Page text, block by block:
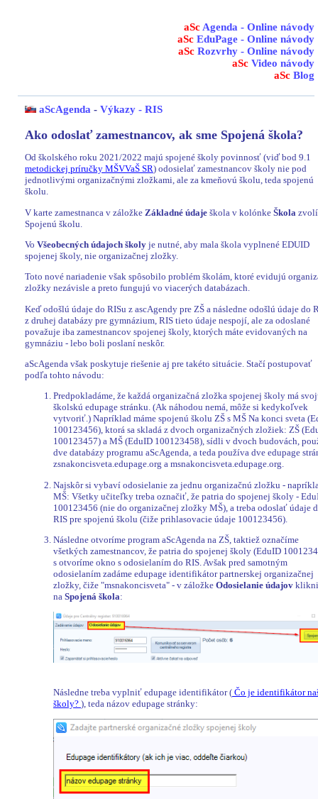
aSc Agenda - Online návody
aSc EduPage - Online návody
aSc Rozvrhy - Online návody
aSc Video návody
aSc Blog
aScAgenda - Výkazy - RIS
Ako odoslať zamestnancov, ak sme Spojená škola?
Od školského roku 2021/2022 majú spojené školy povinnosť (viď bod 9.1
metodickej príručky MŠVVaŠ SR) odosielať zamestnancov školy nie pod
jednotlivými organizačnými zložkami, ale za kmeňovú školu, teda spojenú
školu.
V karte zamestnanca v záložke Základné údaje škola v kolónke Škola zvolí
Spojenú školu.
Vo Všeobecných údajoch školy je nutné, aby mala škola vyplnené EDUID
spojenej školy, nie organizačnej zložky.
Toto nové nariadenie však spôsobilo problém školám, ktoré evidujú
zložky nezávisle a preto fungujú vo viacerých databázach.
Keď odošlú údaje do RISu z ascAgendy pre ZŠ a následne odošlú údaje do
z druhej databázy pre gymnázium, RIS tieto údaje nespojí, ale za odoslané
považuje iba zamestnancov spojenej školy, ktorých máte evidovaných na
gymnáziu - lebo boli poslaní neskôr.
aScAgenda však poskytuje riešenie aj pre takéto situácie. Stačí postupovať
podľa tohto návodu:
Predpokladáme, že každá organizačná zložka spojenej školy má
školskú edupage stránku. (Ak náhodou nemá, môže si kedykoľvek
vytvoriť.) Napríklad máme spojenú školu ZŠ s MŠ Na konci sveta
100123456), ktorá sa skladá z dvoch organizačných zložiek: ZŠ
100123457) a MŠ (EduID 100123458), sídli v dvoch budovách,
dve databázy programu aScAgenda, a teda používa dve edupage
zsnakoncisveta.edupage.org a msnakoncisveta.edupage.org.
Najskôr si vybaví odosielanie za jednu organizačnú zložku -
MŠ: Všetky učiteľky treba označiť, že patria do spojenej školy -
100123456 (nie do organizačnej zložky MŠ), a treba odoslať údaje
RIS pre spojenú školu (čiže prihlasovacie údaje 100123456).
Následne otvoríme program aScAgenda na ZŠ, taktiež označíme
všetkých zamestnancov, že patria do spojenej školy (EduID
s otvoríme okno s odosielaním do RIS. Avšak pred samotným
odosielaním zadáme edupage identifikátor partnerskej organizačnej
zložky, čiže "msnakoncisveta" - v záložke Odosielanie údajov
na Spojená škola:
Následne treba vyplniť edupage identifikátor ( Čo je identifikátor
školy? ), teda názov edupage stránky: